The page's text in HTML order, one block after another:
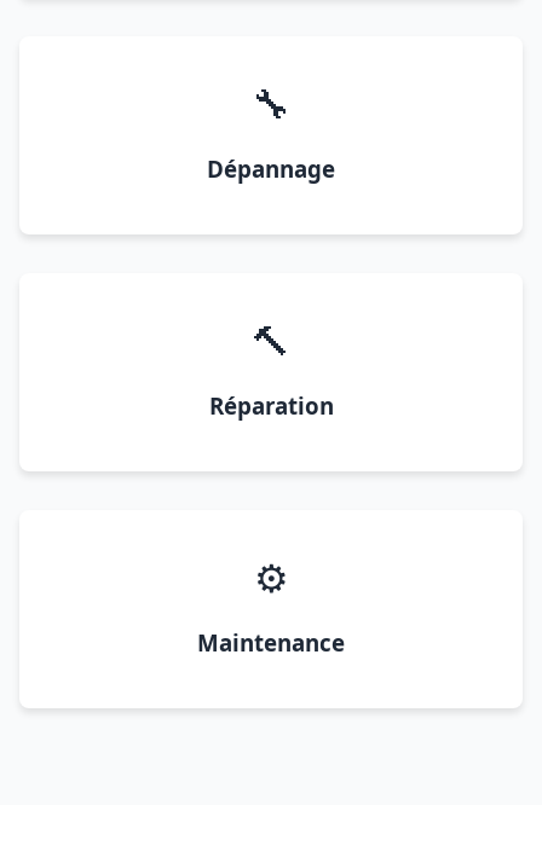
🔧
Dépannage
🔨
Réparation
⚙️
Maintenance